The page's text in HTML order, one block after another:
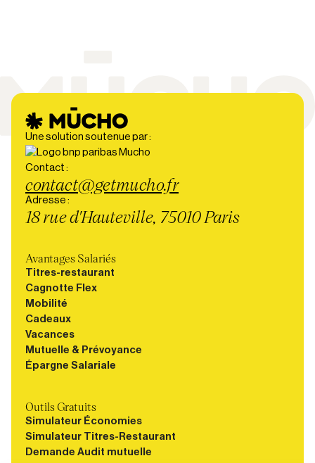
Une solution soutenue par :
Contact :
contact@getmucho.fr
Adresse :
18 rue d'Hauteville, 75010 Paris
Avantages Salariés
Titres-restaurant
Cagnotte Flex
Mobilité
Cadeaux
Vacances
Mutuelle & Prévoyance
Épargne Salariale
Outils Gratuits
Simulateur Économies
Simulateur Titres-Restaurant
Demande Audit mutuelle